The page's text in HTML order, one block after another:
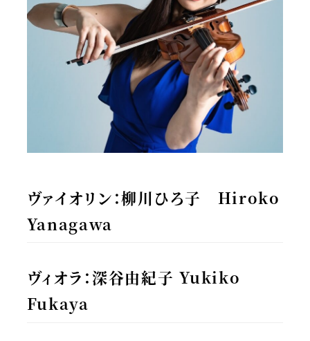
ヴァイオリン：柳川ひろ子 Hiroko
Yanagawa
ヴィオラ：深谷由紀子 Yukiko
Fukaya